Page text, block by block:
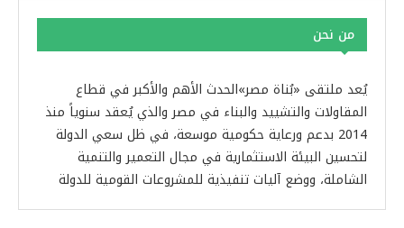
من نحن
يُعد ملتقى «بُناة مصر»الحدث الأهم والأكبر في قطاع
المقاولات والتشييد والبناء في مصر والذي يُعقد سنوياً منذ
2014 بدعم ورعاية حكومية موسعة، في ظل سعي الدولة
لتحسين البيئة الاستثمارية في مجال التعمير والتنمية
الشاملة، ووضع آليات تنفيذية للمشروعات القومية للدولة